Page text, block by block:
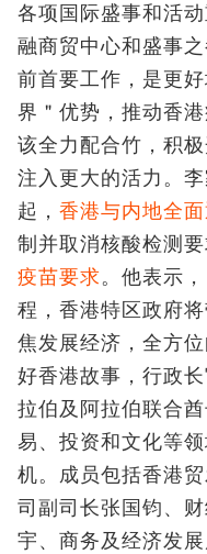
各项国际盛事和活
融商贸中心和盛事
前首要工作，是更
界 ＂ 优势，推动香
该全力配合竹，积
注入更大的活力。
起， 香港与内地全
制并取消核酸检测
疫苗要求。他表示，
程，香港特区政府
焦发展经济，全方
好香港故事，行政
拉伯及阿拉伯联合
易、投资和文化等
机。成员包括香港
司副司长张国钧、
宇、商务及经济发